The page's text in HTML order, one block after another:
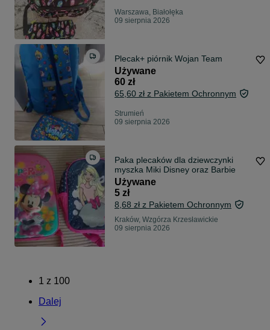
Warszawa, Białołęka
09 sierpnia 2026
Plecak+ piórnik Wojan Team
Używane
60 zł
65,60 zł z Pakietem Ochronnym
Strumień
09 sierpnia 2026
Paka plecaków dla dziewczynki
myszka Miki Disney oraz Barbie
Używane
5 zł
8,68 zł z Pakietem Ochronnym
Kraków, Wzgórza Krzesławickie
09 sierpnia 2026
1 z 100
Dalej